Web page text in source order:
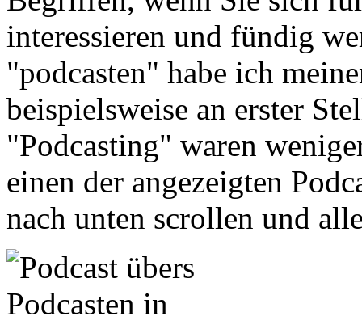
interessieren und fündig
"podcasten" habe ich
beispielsweise an erster
"Podcasting" waren
einen der angezeigten
nach unten scrollen und